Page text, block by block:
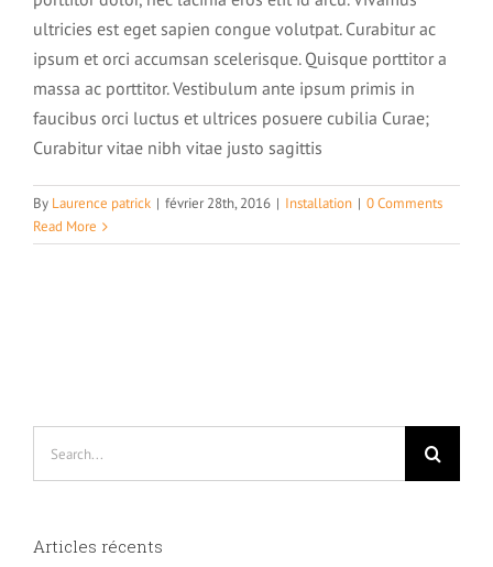
Position du centre de formation
ultricies est eget sapien congue volutpat. Curabitur ac
ipsum et orci accumsan scelerisque. Quisque porttitor a
massa ac porttitor. Vestibulum ante ipsum primis in
faucibus orci luctus et ultrices posuere cubilia Curae;
Curabitur vitae nibh vitae justo sagittis
By Laurence patrick | février 28th, 2016 | Installation | 0 Comments
Read More
Articles récents